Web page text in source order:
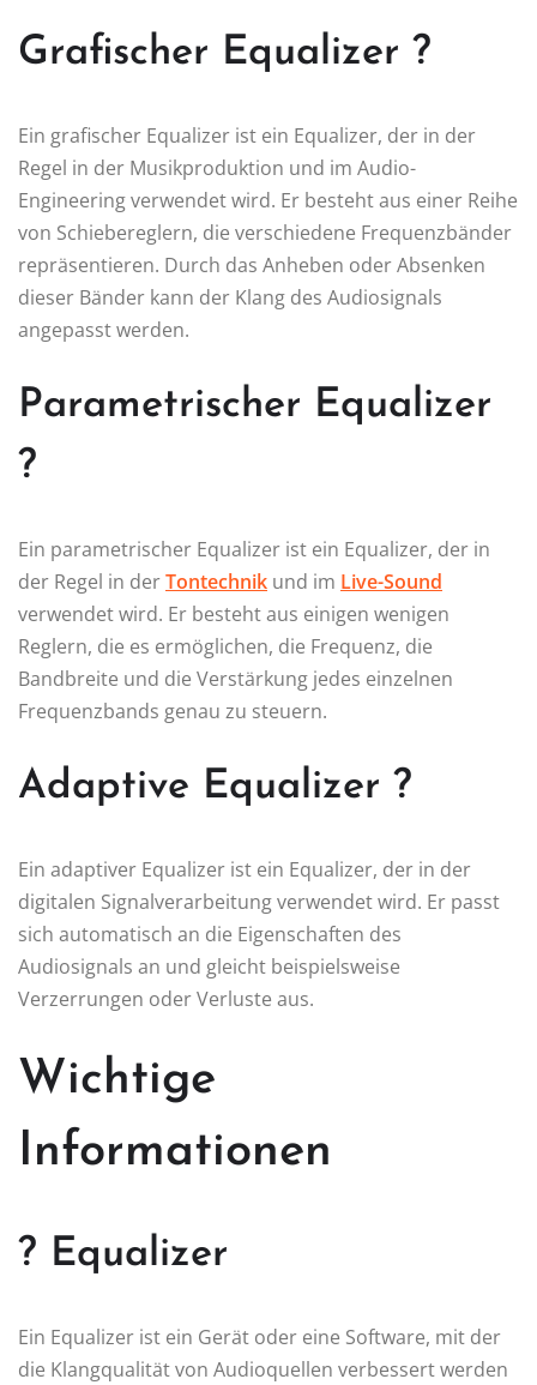
Grafischer Equalizer ?
Ein grafischer Equalizer ist ein Equalizer, der in der
Regel in der Musikproduktion und im Audio-
Engineering verwendet wird. Er besteht aus einer Reihe
von Schiebereglern, die verschiedene Frequenzbänder
repräsentieren. Durch das Anheben oder Absenken
dieser Bänder kann der Klang des Audiosignals
angepasst werden.
Parametrischer Equalizer
?️
Ein parametrischer Equalizer ist ein Equalizer, der in
der Regel in derTontechnik und im Live-Sound
verwendet wird. Er besteht aus einigen wenigen
Reglern, die es ermöglichen, die Frequenz, die
Bandbreite und die Verstärkung jedes einzelnen
Frequenzbands genau zu steuern.
Adaptive Equalizer ?
Ein adaptiver Equalizer ist ein Equalizer, der in der
digitalen Signalverarbeitung verwendet wird. Er passt
sich automatisch an die Eigenschaften des
Audiosignals an und gleicht beispielsweise
Verzerrungen oder Verluste aus.
Wichtige
Informationen
? Equalizer
Ein Equalizer ist ein Gerät oder eine Software, mit der
die Klangqualität von Audioquellen verbessert werden